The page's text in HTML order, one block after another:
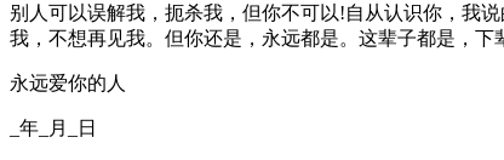
别人可以误解我，扼杀我，但你不可以!自从认识你，我
我，不想再见我。但你还是，永远都是。这辈子都是，下
永远爱你的人
_年_月_日